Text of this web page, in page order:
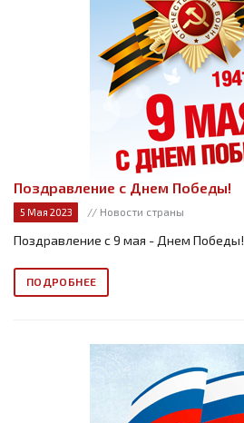
Поздравление с Днем Победы!
5 Мая 2023 // Новости страны
Поздравление с 9 мая - Днем Победы!
ПОДРОБНЕЕ